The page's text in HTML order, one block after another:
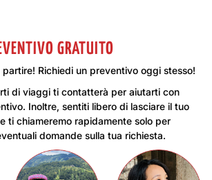
GRATUITO
partire! Richiedi un preventivo oggi stesso!
di viaggi ti contatterà per aiutarti con
Inoltre, sentiti libero di lasciare il tuo
ti chiameremo rapidamente solo per
domande sulla tua richiesta.